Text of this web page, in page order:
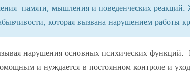
памяти, мышления и поведенческих
которая вызвана нарушением работы
нарушения основных психических функций.
и нуждается в постоянном контроле и